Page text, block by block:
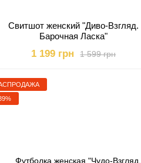
Свитшот женский "Диво-Взгляд.
Барочная Ласка"
1 599 грн
1 199 грн